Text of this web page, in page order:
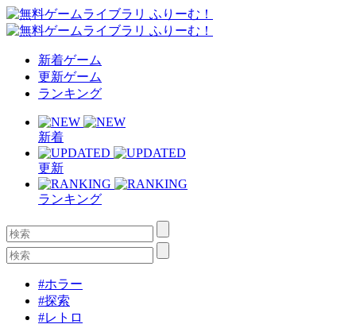
新着ゲーム
更新ゲーム
ランキング
新着
更新
ランキング
#ホラー
#探索
#レトロ